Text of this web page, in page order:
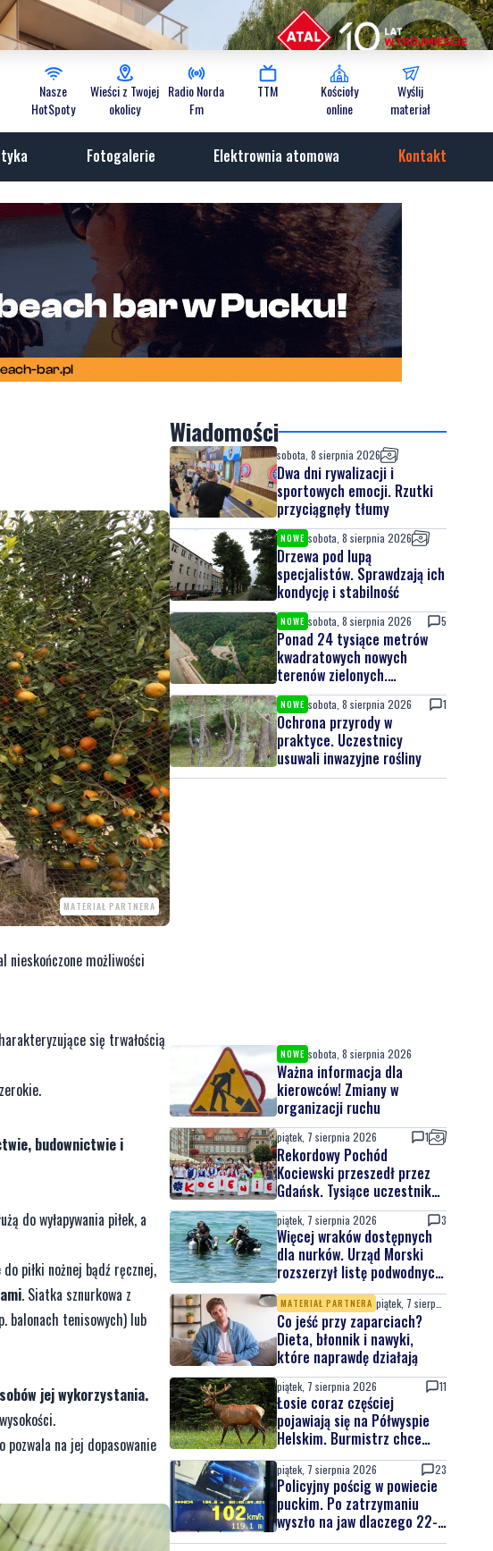
Nasze
HotSpoty
Wieści z Twojej
okolicy
Radio Norda
Fm
TTM
Kościoły
online
Wyślij
materiał
Fotogalerie Elektrownia atomowa Kontakt
MATERIAŁ PARTNERA
nieskończone możliwości
się trwałością
budownictwie i
do wyłapywania piłek, a
do piłki nożnej bądź ręcznej,
. Siatka sznurkowa z
balonach tenisowych) lub
jej wykorzystania.
na jej dopasowanie
Wiadomości
sobota, 8 sierpnia 2026
Dwa dni rywalizacji i
sportowych emocji. Rzutki
przyciągnęły tłumy
NOWE sobota, 8 sierpnia 2026
Drzewa pod lupą
specjalistów. Sprawdzają ich
kondycję i stabilność
NOWE sobota, 8 sierpnia 2026 5
Ponad 24 tysiące metrów
kwadratowych nowych
terenów zielonych.
Powstanie nowa przestrzeń
do wypoczynku
NOWE sobota, 8 sierpnia 2026 1
Ochrona przyrody w
praktyce. Uczestnicy
usuwali inwazyjne rośliny
NOWE sobota, 8 sierpnia 2026
Ważna informacja dla
kierowców! Zmiany w
organizacji ruchu
piątek, 7 sierpnia 2026 1
Rekordowy Pochód
Kociewski przeszedł przez
Gdańsk. Tysiące uczestników
na jubileuszowej edycji
piątek, 7 sierpnia 2026 3
Więcej wraków dostępnych
dla nurków. Urząd Morski
rozszerzył listę podwodnych
atrakcji
MATERIAŁ PARTNERA
Co jeść przy zaparciach?
Dieta, błonnik i nawyki,
które naprawdę działają
piątek, 7 sierpnia 2026 11
Łosie coraz częściej
pojawiają się na Półwyspie
Helskim. Burmistrz chce
nowych znaków drogowych
piątek, 7 sierpnia 2026 23
Policyjny pościg w powiecie
puckim. Po zatrzymaniu
wyszło na jaw dlaczego 22-
latek uciekał